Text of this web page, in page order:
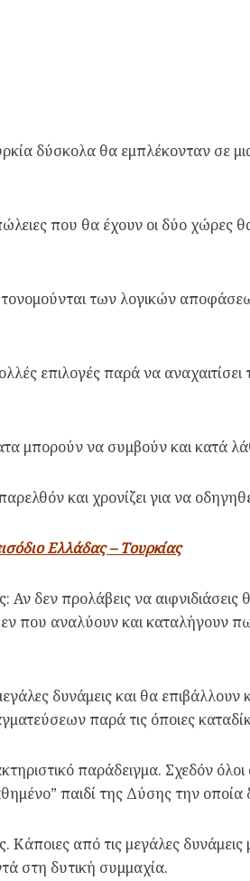
δύσκολα θα εμπλέκονταν σε
που θα έχουν οι δύο χώρες
των λογικών
επιλογές παρά να αναχαιτίσει
μπορούν να συμβούν και κατά
και χρονίζει για να
Ελλάδας – Τουρκίας
δεν προλάβεις να αιφνιδιάσεις
αναλύουν και καταλήγουν
δυνάμεις και θα
παρά τις όποιες
παράδειγμα. Σχεδόν όλοι
παιδί της Δύσης την οποία
Κάποιες από τις μεγάλες
στη δυτική συμμαχία.